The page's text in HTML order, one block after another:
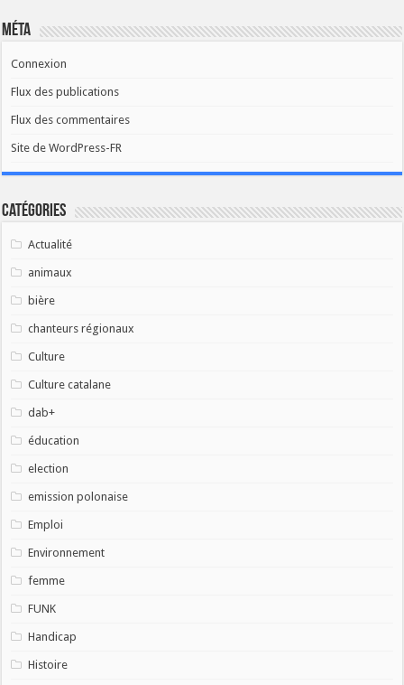
Méta
Connexion
Flux des publications
Flux des commentaires
Site de WordPress-FR
Catégories
Actualité
animaux
bière
chanteurs régionaux
Culture
Culture catalane
dab+
éducation
election
emission polonaise
Emploi
Environnement
femme
FUNK
Handicap
Histoire